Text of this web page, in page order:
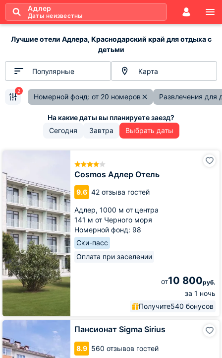
Адлер
Даты неизвестны
Лучшие отели Адлера, Краснодарский край для отдыха с
детьми
Популярные Карта
Номерной фонд: от 20 номеров Развлечения для
2
Сегодня Завтра Выбрать даты
Cosmos Адлер Отель
9.6 42 отзыва гостей
Адлер, 1000 м от центра
141 м от Черного моря
Номерной фонд: 98
Ски-пасс
Оплата при заселении
от10 800руб.
за 1 ночь
Получите540 бонусов
Отель
Пансионат Sigma Sirius
8.9 560 отзывов гостей
Пансионат
Sirius